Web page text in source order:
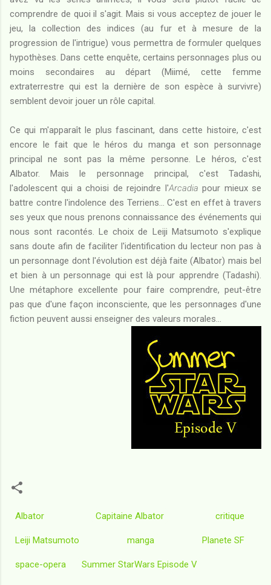
comprendre de quoi il s'agit. Mais si vous acceptez de jouer le
jeu, la collection des indices (au fur et à mesure de la
progression de l'intrigue) vous permettra de formuler quelques
hypothèses. Dans cette enquête, certains personnages plus ou
moins secondaires au départ (Miimé, cette femme
extraterrestre qui est la dernière de son espèce à survivre)
semblent devoir jouer un rôle capital.
Ce qui m'apparaît le plus fascinant, dans cette histoire, c'est
encore le fait que le héros du manga et son personnage
principal ne sont pas la même personne. Le héros, c'est
Albator. Mais le personnage principal, c'est Tadashi,
l'adolescent qui a choisi de rejoindre l'Arcadia pour mieux se
battre contre l'indolence des Terriens... C'est en effet à travers
ses yeux que nous prenons connaissance des événements qui
nous sont racontés. Le choix de Leiji Matsumoto s'explique
sans doute afin de faciliter l'identification du lecteur non pas à
un personnage dont l'évolution est déjà faite (Albator) mais bel
et bien à un personnage qui est là pour apprendre (Tadashi).
Une métaphore excellente pour faire comprendre, peut-être
pas que d'une façon inconsciente, que les personnages d'une
fiction peuvent aussi enseigner des valeurs morales...
Albator Capitaine Albator critique
Leiji Matsumoto manga Planete SF
space-opera Summer StarWars Episode V